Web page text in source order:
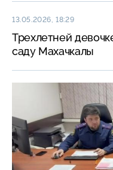
13.05.2026, 18:29
Трехлетней
саду Махачкалы